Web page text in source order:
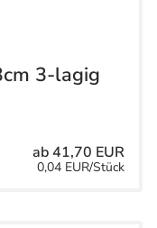
3-lagig
ab 41,70 EUR
0,04 EUR/Stück